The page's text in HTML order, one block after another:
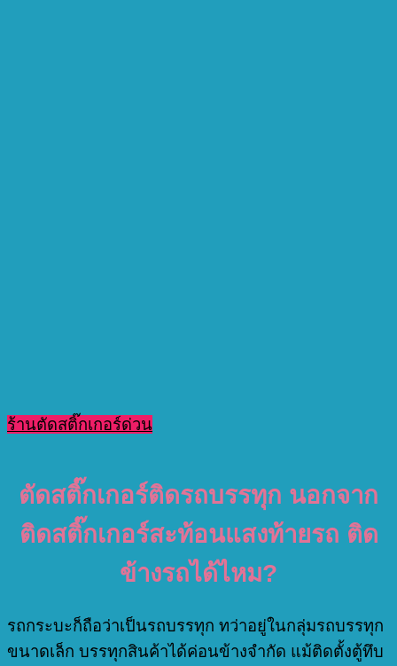
ร้านตัดสติ๊กเกอร์ด่วน
ตัดสติ๊กเกอร์ติดรถบรรทุก นอกจาก
ติดสติ๊กเกอร์สะท้อนแสงท้ายรถ ติด
ข้างรถได้ไหม?
รถกระบะก็ถือว่าเป็นรถบรรทุก ทว่าอยู่ในกลุ่มรถบรรทุก
ขนาดเล็ก บรรทุกสินค้าได้ค่อนข้างจำกัด แม้ติดตั้งตู้ทึบ